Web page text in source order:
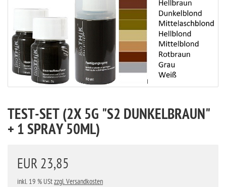
TEST-SET (2X 5G "S2 DUNKELBRAUN"
+ 1 SPRAY 50ML)
EUR 23,85
inkl. 19 % UStzzgl. Versandkosten